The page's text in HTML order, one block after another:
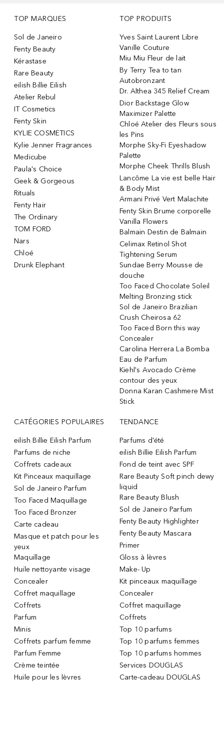
TOP MARQUES
Sol de Janeiro
Fenty Beauty
Kérastase
Rare Beauty
eilish Billie Eilish
Atelier Rebul
IT Cosmetics
Fenty Skin
KYLIE COSMETICS
Kylie Jenner Fragrances
Medicube
Paula's Choice
Geek & Gorgeous
Rituals
Fenty Hair
The Ordinary
TOM FORD
Nars
Chloé
Drunk Elephant
TOP PRODUITS
Yves Saint Laurent Libre
Vanille Couture
Miu Miu Fleur de lait
By Terry Tea to tan
Autobronzant
Dr. Althea 345 Relief Cream
Dior Backstage Glow
Maximizer Palette
Chloé Atelier des Fleurs sous
les Pins
Morphe Sky-Fi Eyeshadow
Palette
Morphe Cheek Thrills Blush
Lancôme La vie est belle Hair
& Body Mist
Armani Privé Vert Malachite
Fenty Skin Brume corporelle
Vanilla Flowers
Balmain Destin de Balmain
Celimax Retinol Shot
Tightening Serum
Sundae Berry Mousse de
douche
Too Faced Chocolate Soleil
Melting Bronzing stick
Sol de Janeiro Brazilian
Crush Cheirosa 62
Too Faced Born this way
Concealer
Carolina Herrera La Bomba
Eau de Parfum
Kiehl's Avocado Crème
contour des yeux
Donna Karan Cashmere Mist
Stick
CATÉGORIES POPULAIRES
eilish Billie Eilish Parfum
Parfums de niche
Coffrets cadeaux
Kit Pinceaux maquillage
Sol de Janeiro Parfum
Too Faced Maquillage
Too Faced Bronzer
Carte cadeau
Masque et patch pour les
yeux
Maquillage
Huile nettoyante visage
Concealer
Coffret maquillage
Coffrets
Parfum
Minis
Coffrets parfum femme
Parfum Femme
Crème teintée
Huile pour les lèvres
TENDANCE
Parfums d'été
eilish Billie Eilish Parfum
Fond de teint avec SPF
Rare Beauty Soft pinch dewy
liquid
Rare Beauty Blush
Sol de Janeiro Parfum
Fenty Beauty Highlighter
Fenty Beauty Mascara
Primer
Gloss à lèvres
Make- Up
Kit pinceaux maquillage
Concealer
Coffret maquillage
Coffrets
Top 10 parfums
Top 10 parfums femmes
Top 10 parfums hommes
Services DOUGLAS
Carte-cadeau DOUGLAS